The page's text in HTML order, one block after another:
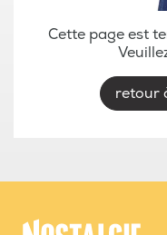
Cette page est
retour